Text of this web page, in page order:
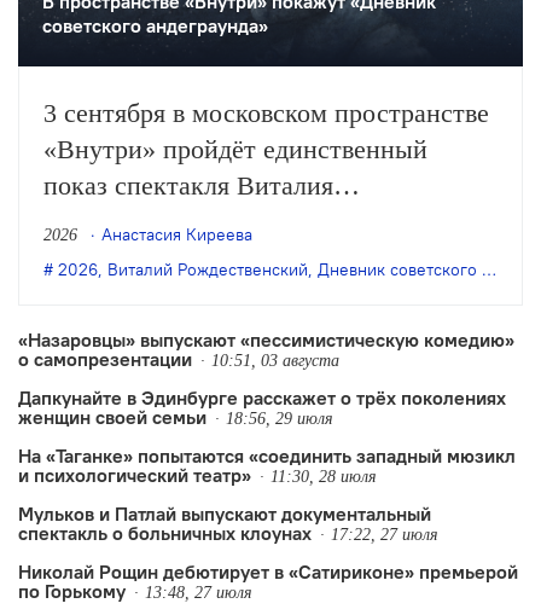
советского андеграунда»
3 сентября в московском пространстве
«Внутри» пройдёт единственный
показ спектакля Виталия
Рождественского «Дневник советского
андеграунда» по книге Олега Цодикова
2026
Анастасия Киреева
2026, Виталий Рождественский, Дневник советского андерграунда
«Назаровцы» выпускают «пессимистическую комедию»
о самопрезентации
10:51, 03 августа
Дапкунайте в Эдинбурге расскажет о трёх поколениях
женщин своей семьи
18:56, 29 июля
На «Таганке» попытаются «соединить западный мюзикл
и психологический театр»
11:30, 28 июля
Мульков и Патлай выпускают документальный
спектакль о больничных клоунах
17:22, 27 июля
Николай Рощин дебютирует в «Сатириконе» премьерой
по Горькому
13:48, 27 июля